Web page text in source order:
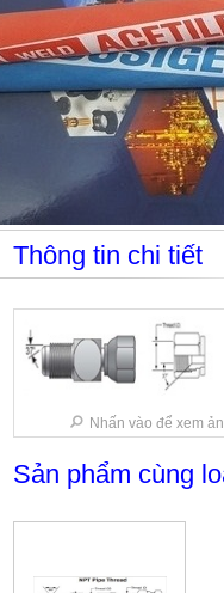
Thông tin chi tiết
Nhấn vào để xem
Sản phẩm cùng